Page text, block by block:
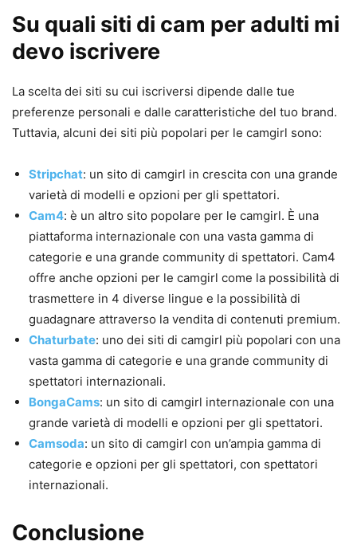
Su quali siti di cam per adulti mi
devo iscrivere
La scelta dei siti su cui iscriversi dipende dalle tue
preferenze personali e dalle caratteristiche del tuo brand.
Tuttavia, alcuni dei siti più popolari per le camgirl sono:
Stripchat: un sito di camgirl in crescita con una grande
varietà di modelli e opzioni per gli spettatori.
Cam4: è un altro sito popolare per le camgirl. È una
piattaforma internazionale con una vasta gamma di
categorie e una grande community di spettatori. Cam4
offre anche opzioni per le camgirl come la possibilità di
trasmettere in 4 diverse lingue e la possibilità di
guadagnare attraverso la vendita di contenuti premium.
Chaturbate: uno dei siti di camgirl più popolari con una
vasta gamma di categorie e una grande community di
spettatori internazionali.
BongaCams: un sito di camgirl internazionale con una
grande varietà di modelli e opzioni per gli spettatori.
Camsoda: un sito di camgirl con un’ampia gamma di
categorie e opzioni per gli spettatori, con spettatori
internazionali.
Conclusione